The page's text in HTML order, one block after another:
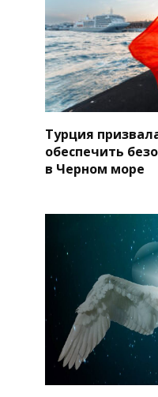
Турция
обеспечить
в Черном море